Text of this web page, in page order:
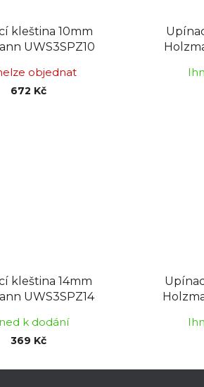
kleština 10mm
UWS3SPZ10
objednat
672 Kč
kleština 14mm
UWS3SPZ14
k dodání
369 Kč